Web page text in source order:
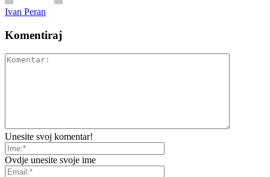
Ivan Peran
Komentiraj
Unesite svoj komentar!
Ovdje unesite svoje ime